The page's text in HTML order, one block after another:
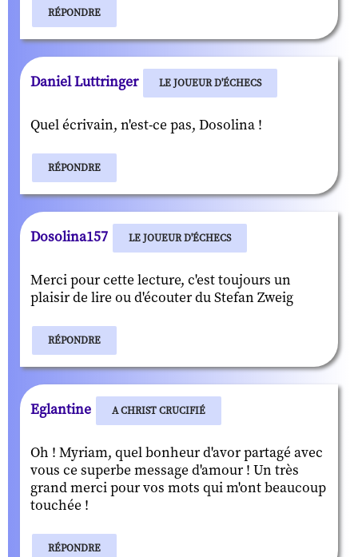
RÉPONDRE
Daniel Luttringer LE JOUEUR D'ÉCHECS
Quel écrivain, n'est-ce pas, Dosolina !
RÉPONDRE
Dosolina157 LE JOUEUR D'ÉCHECS
Merci pour cette lecture, c'est toujours un
plaisir de lire ou d'écouter du Stefan Zweig
RÉPONDRE
Eglantine A CHRIST CRUCIFIÉ
Oh ! Myriam, quel bonheur d'avor partagé avec
vous ce superbe message d'amour ! Un très
grand merci pour vos mots qui m'ont beaucoup
touchée !
RÉPONDRE